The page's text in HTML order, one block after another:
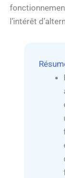
l’intérêt